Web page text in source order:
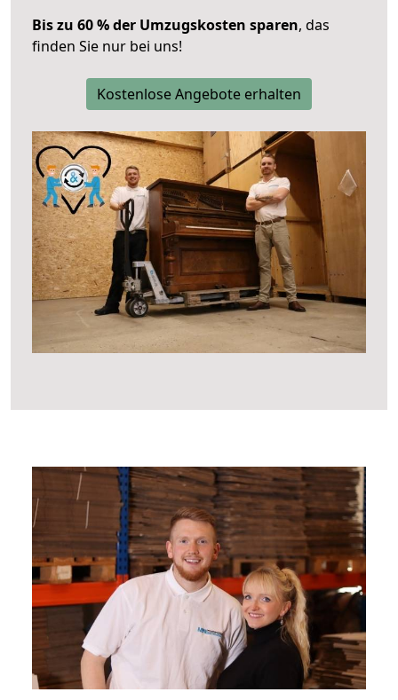
Bis zu 60 % der Umzugskosten sparen, das
finden Sie nur bei uns!
Kostenlose Angebote erhalten